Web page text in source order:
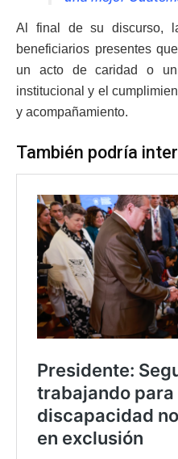
Al final de su discurso,
beneficiarios presentes
un acto de caridad o
institucional y el
y acompañamiento.
También podría